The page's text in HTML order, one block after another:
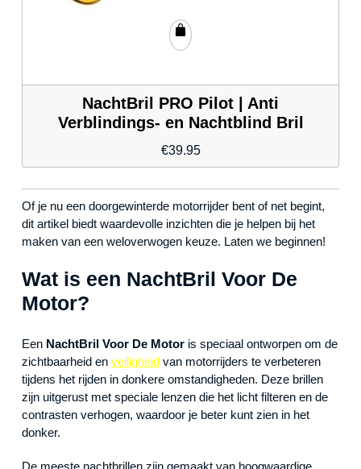
NachtBril PRO Pilot | Anti
Verblindings- en Nachtblind Bril
€39.95
Of je nu een doorgewinterde motorrijder bent of net begint,
dit artikel biedt waardevolle inzichten die je helpen bij het
maken van een weloverwogen keuze. Laten we beginnen!
Wat is een NachtBril Voor De
Motor?
Een NachtBril Voor De Motor is speciaal ontworpen om de
zichtbaarheid en veiligheid van motorrijders te verbeteren
tijdens het rijden in donkere omstandigheden. Deze brillen
zijn uitgerust met speciale lenzen die het licht filteren en de
contrasten verhogen, waardoor je beter kunt zien in het
donker.
De meeste nachtbrillen zijn gemaakt van hoogwaardige